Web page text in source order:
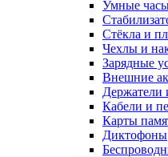
Умные
Стёкла и
Чехлы и
Зарядные
Внешние
Держатели
Кабели и
Карты
Диктофоны